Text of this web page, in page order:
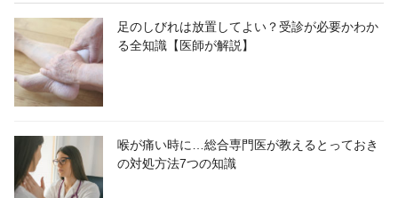
足のしびれは放置してよい？受診が必要かわか
る全知識【医師が解説】
喉が痛い時に…総合専門医が教えるとっておき
の対処方法7つの知識